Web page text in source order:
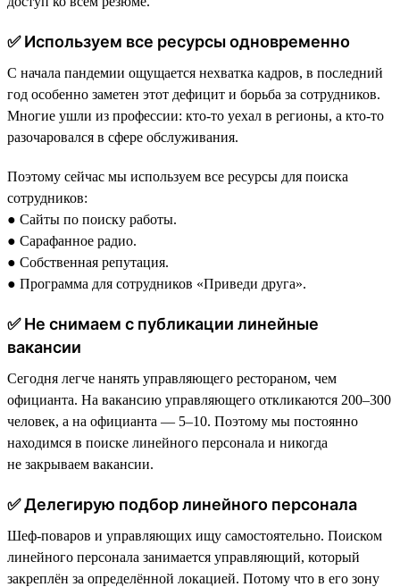
✅ Используем все ресурсы одновременно
С начала пандемии ощущается нехватка кадров, в последний
год особенно заметен этот дефицит и борьба за сотрудников.
Многие ушли из профессии: кто-то уехал в регионы, а кто-то
разочаровался в сфере обслуживания.
Поэтому сейчас мы используем все ресурсы для поиска
сотрудников:
● Сайты по поиску работы.
● Сарафанное радио.
● Собственная репутация.
● Программа для сотрудников «Приведи друга».
✅ Не снимаем с публикации линейные
вакансии
Сегодня легче нанять управляющего рестораном, чем
официанта. На вакансию управляющего откликаются 200–300
человек, а на официанта — 5–10. Поэтому мы постоянно
находимся в поиске линейного персонала и никогда
не закрываем вакансии.
✅ Делегирую подбор линейного персонала
Шеф-поваров и управляющих ищу самостоятельно. Поиском
линейного персонала занимается управляющий, который
закреплён за определённой локацией. Потому что в его зону